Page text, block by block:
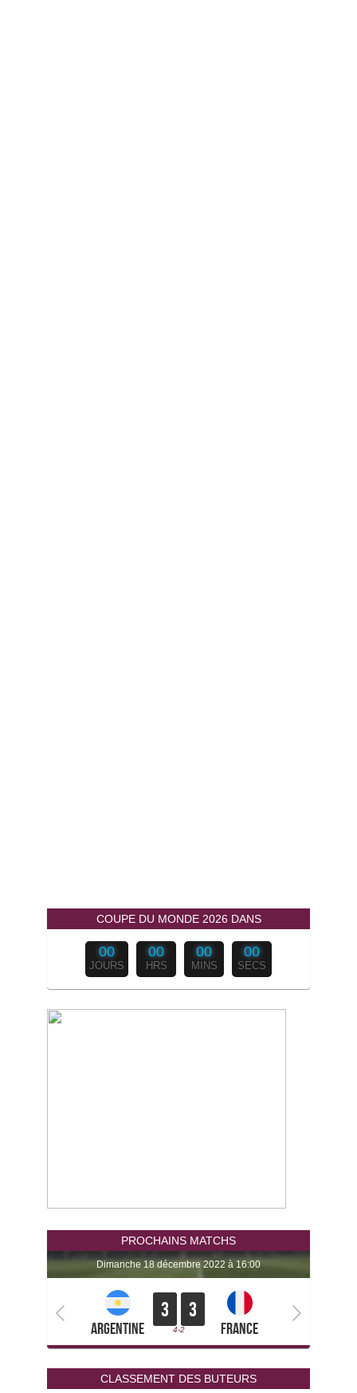
COUPE DU MONDE 2026 DANS
00
JOURS
00
HRS
00
MINS
00
SECS
PROCHAINS MATCHS
dimanche 18 décembre 2022 à 16:00
Argentine
3 3
4-2 France
CLASSEMENT DES BUTEURS